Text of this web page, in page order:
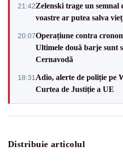
21:42Zelenski trage un semnal
voastre ar putea salva
20:07Operațiune contra
Ultimele două barje sunt
Cernavodă
18:31 Adio, alerte de poliție pe
Curtea de Justiție a UE
Distribuie articolul